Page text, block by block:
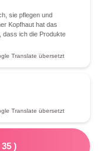
sie pflegen und
Kopfhaut hat das
dass ich die Produkte
Translate übersetzt
Translate übersetzt
35 )